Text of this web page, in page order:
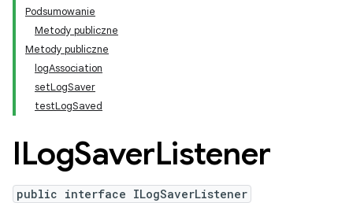
Podsumowanie
Metody publiczne
Metody publiczne
logAssociation
setLogSaver
testLogSaved
ILogSaverListener
public interface ILogSaverListener